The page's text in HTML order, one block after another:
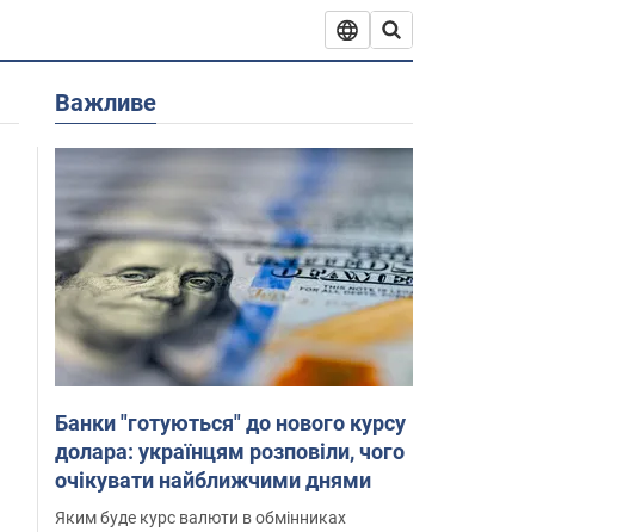
Важливе
Банки "готуються" до нового курсу
долара: українцям розповіли, чого
очікувати найближчими днями
Яким буде курс валюти в обмінниках